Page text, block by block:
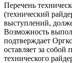
Перечень
(технический
выступлений,
Возможность
подтверждает
оставляет за
технического